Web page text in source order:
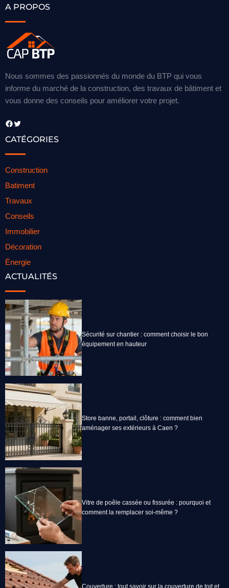
A PROPOS
Nous sommes des passionnés du monde du BTP qui vous
informe du marché de la construction, des travaux de bâtiment et
vous donne des conseils pour améliorer votre projet.
Facebook Twitter
CATÉGORIES
Construction
Batiment
Travaux
Conseils
Immobilier
Décoration
Énergie
ACTUALITÉS
Sécurité sur chantier : comment choisir le bon
équipement en hauteur
Store banne, portail, clôture : comment bien
aménager ses extérieurs à Caen ?
Vitre de poêle cassée ou fissurée : pourquoi et
comment la remplacer soi-même ?
Couverture : tout savoir sur la couverture de toit et